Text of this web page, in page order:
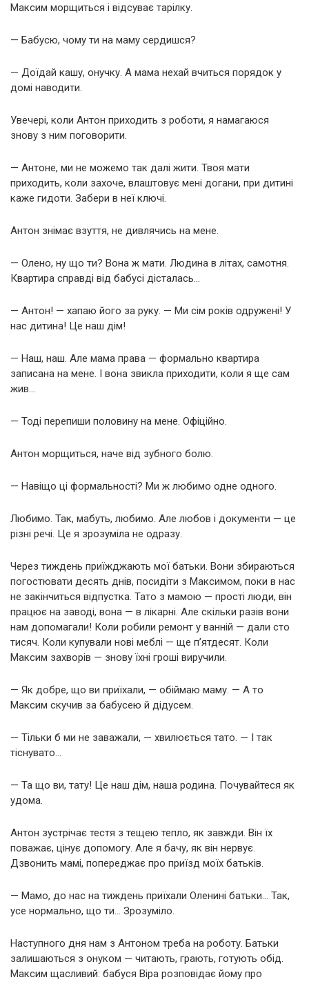
Максим морщиться і відсуває тарілку.
— Бабусю, чому ти на маму сердишся?
— Доїдай кашу, онучку. А мама нехай вчиться порядок у
домі наводити.
Увечері, коли Антон приходить з роботи, я намагаюся
знову з ним поговорити.
— Антоне, ми не можемо так далі жити. Твоя мати
приходить, коли захоче, влаштовує мені догани, при дитині
каже гидоти. Забери в неї ключі.
Антон знімає взуття, не дивлячись на мене.
— Олено, ну що ти? Вона ж мати. Людина в літах, самотня.
Квартира справді від бабусі дісталась…
— Антон! — хапаю його за руку. — Ми сім років одружені! У
нас дитина! Це наш дім!
— Наш, наш. Але мама права — формально квартира
записана на мене. І вона звикла приходити, коли я ще сам
жив…
— Тоді перепиши половину на мене. Офіційно.
Антон морщиться, наче від зубного болю.
— Навіщо ці формальності? Ми ж любимо одне одного.
Любимо. Так, мабуть, любимо. Але любов і документи — це
різні речі. Це я зрозуміла не одразу.
Через тиждень приїжджають мої батьки. Вони збираються
погостювати десять днів, посидіти з Максимом, поки в нас
не закінчиться відпустка. Тато з мамою — прості люди, він
працює на заводі, вона — в лікарні. Але скільки разів вони
нам допомагали! Коли робили ремонт у ванній — дали сто
тисяч. Коли купували нові меблі — ще п’ятдесят. Коли
Максим захворів — знову їхні гроші виручили.
— Як добре, що ви приїхали, — обіймаю маму. — А то
Максим скучив за бабусею й дідусем.
— Тільки б ми не заважали, — хвилюється тато. — І так
тіснувато…
— Та що ви, тату! Це наш дім, наша родина. Почувайтеся як
удома.
Антон зустрічає тестя з тещею тепло, як завжди. Він їх
поважає, цінує допомогу. Але я бачу, як він нервує.
Дзвонить мамі, попереджає про приїзд моїх батьків.
— Мамо, до нас на тиждень приїхали Оленині батьки… Так,
усе нормально, що ти… Зрозуміло.
Наступного дня нам з Антоном треба на роботу. Батьки
залишаються з онуком — читають, грають, готують обід.
Максим щасливий: бабуся Віра розповідає йому про